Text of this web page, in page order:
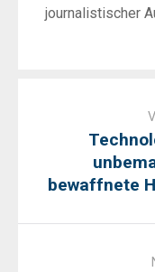
journalistischer
bewaffnete